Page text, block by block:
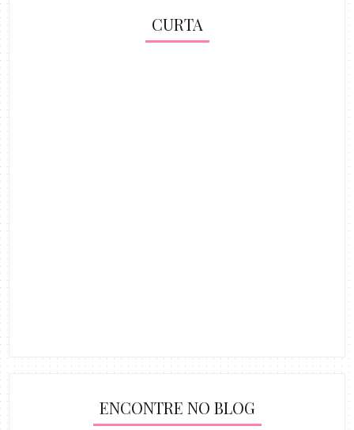
CURTA
ENCONTRE NO BLOG